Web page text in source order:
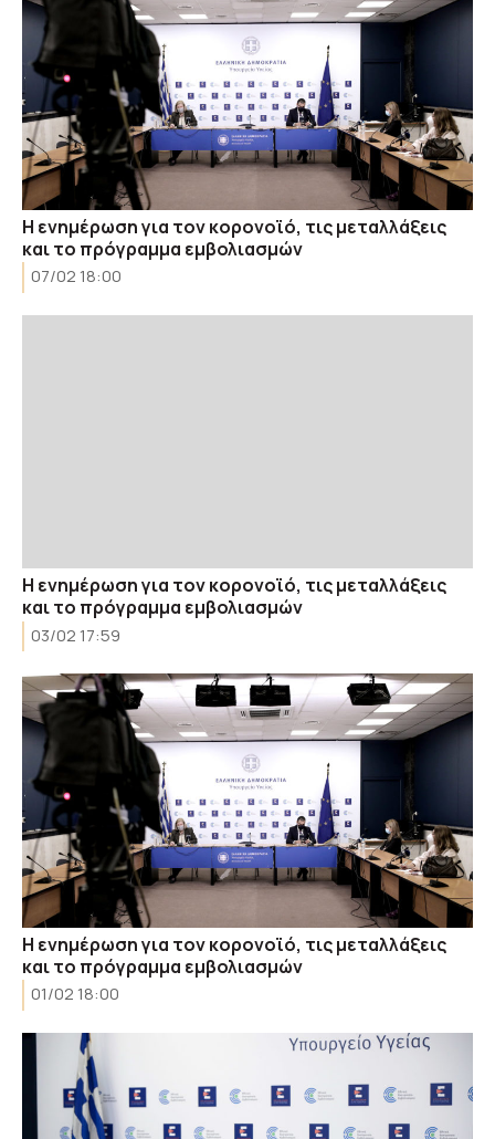
Η ενημέρωση για τον κορονοϊό, τις μεταλλάξεις
και το πρόγραμμα εμβολιασμών
07/02 18:00
Η ενημέρωση για τον κορονοϊό, τις μεταλλάξεις
και το πρόγραμμα εμβολιασμών
03/02 17:59
Η ενημέρωση για τον κορονοϊό, τις μεταλλάξεις
και το πρόγραμμα εμβολιασμών
01/02 18:00